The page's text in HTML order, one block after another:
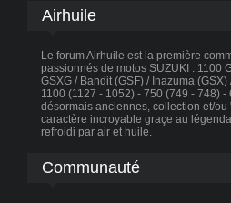
Airhuile
Le forum Airhuile est la première
passionnés de motos SUZUKI : 1100
GSXG / Bandit (GSF) / Inazuma
1100 (1127 - 1052) - 750 (749 - 748)
désormais anciennes, collection et/ou
caractère incroyable graçe au
refroidi par air et huile.
Communauté